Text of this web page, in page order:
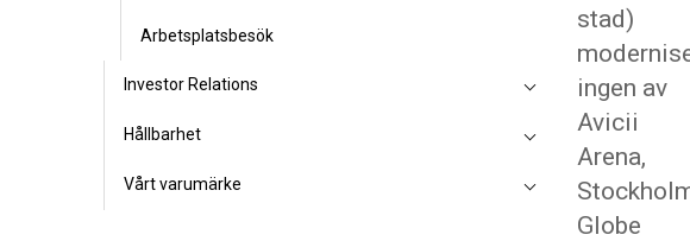
Arbetsplatsbesök
Investor Relations
Hållbarhet
Vårt varumärke
stad)
ingen av
Avicii
Arena,
Globe